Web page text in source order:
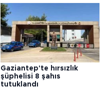
Gaziantep'te hırsızlık
şüphelisi 8 şahıs
tutuklandı